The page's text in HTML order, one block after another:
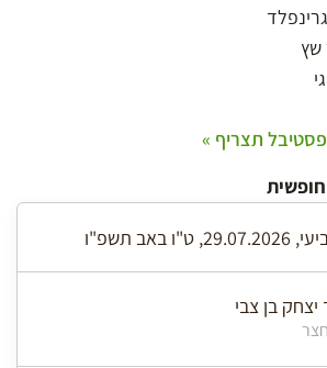
שץ
תצריף »
ט"ו באב תשפ"ו
יצחק בן צבי